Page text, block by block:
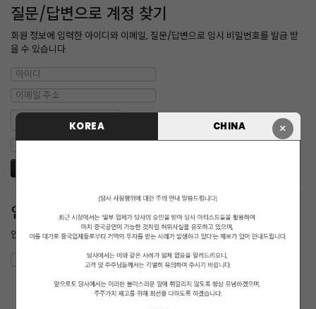
×
KOREA CHINA
질문/답변으로 계정 찾기
회원 정보에 입력한 아이디와 이메일, 질문/답변으로 임시 비밀번호를 발급 받
을 수 있습니다.
인증메일 재발송
인증 메일을 받지 못한 경우 다시 받을 수 있습니다.